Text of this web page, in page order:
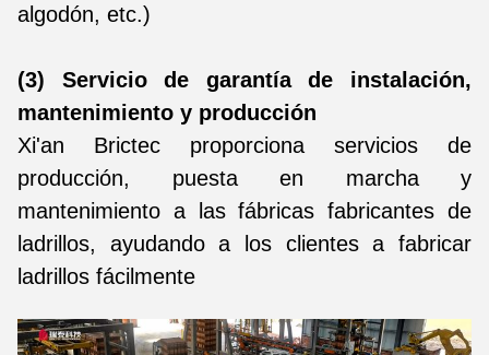
algodón, etc.)
(3) Servicio de garantía de instalación,
mantenimiento y producción
Xi'an Brictec proporciona servicios de
producción, puesta en marcha y
mantenimiento a las fábricas fabricantes de
ladrillos, ayudando a los clientes a fabricar
ladrillos fácilmente